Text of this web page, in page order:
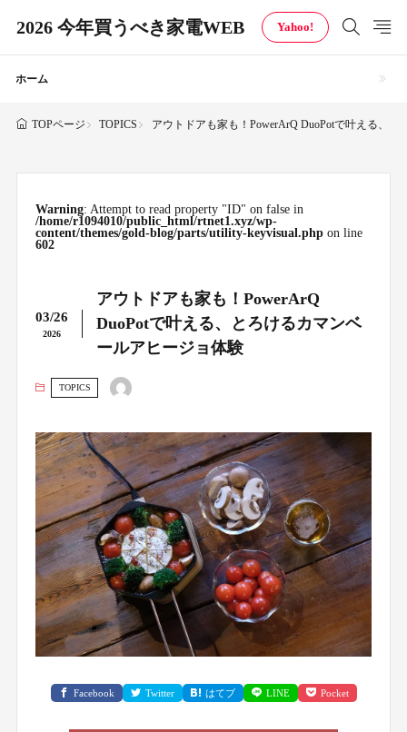
2026 今年買うべき家電WEB Yahoo!
ホーム
TOPページ TOPICS アウトドアも家も！PowerArQ DuoPotで叶える、
Warning: Attempt to read property "ID" on false in
/home/r1094010/public_html/rtnet1.xyz/wp-
content/themes/gold-blog/parts/utility-keyvisual.phpon line
602
03/26
2026
アウトドアも家も！PowerArQ
DuoPotで叶える、とろけるカマンベ
ールアヒージョ体験
TOPICS
Facebook Twitter はてブ LINE Pocket